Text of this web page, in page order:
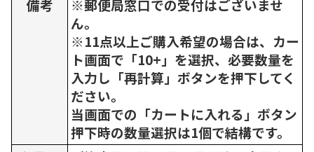
備考
※郵便局窓口での受付はございませ
ん。
※11点以上ご購入希望の場合は、カー
ト画面で「10+」を選択、必要数量を
入力し「再計算」ボタンを押下してく
ださい。
当画面での「カートに入れる」ボタン
押下時の数量選択は1個で結構です。